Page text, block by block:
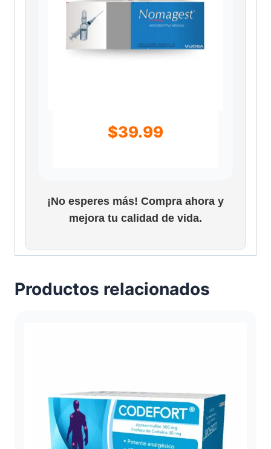
$39.99
¡No esperes más! Compra ahora y
mejora tu calidad de vida.
Productos relacionados